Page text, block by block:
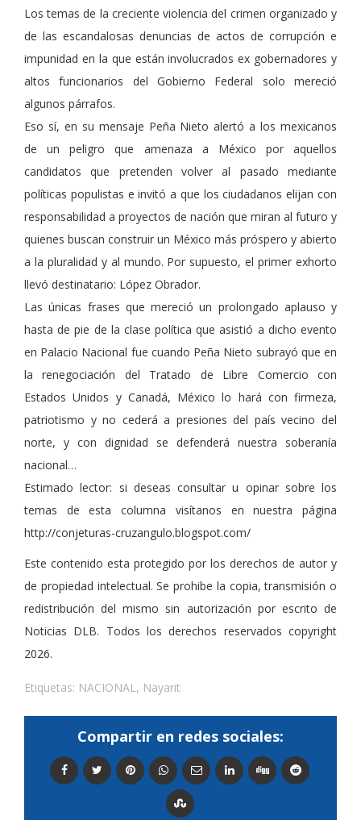
Los temas de la creciente violencia del crimen organizado y
de las escandalosas denuncias de actos de corrupción e
impunidad en la que están involucrados ex gobernadores y
altos funcionarios del Gobierno Federal solo mereció
algunos párrafos.
Eso sí, en su mensaje Peña Nieto alertó a los mexicanos
de un peligro que amenaza a México por aquellos
candidatos que pretenden volver al pasado mediante
políticas populistas e invitó a que los ciudadanos elijan con
responsabilidad a proyectos de nación que miran al futuro y
quienes buscan construir un México más próspero y abierto
a la pluralidad y al mundo. Por supuesto, el primer exhorto
llevó destinatario: López Obrador.
Las únicas frases que mereció un prolongado aplauso y
hasta de pie de la clase política que asistió a dicho evento
en Palacio Nacional fue cuando Peña Nieto subrayó que en
la renegociación del Tratado de Libre Comercio con
Estados Unidos y Canadá, México lo hará con firmeza,
patriotismo y no cederá a presiones del país vecino del
norte, y con dignidad se defenderá nuestra soberanía
nacional…
Estimado lector: si deseas consultar u opinar sobre los
temas de esta columna visítanos en nuestra página
http://conjeturas-cruzangulo.blogspot.com/
Este contenido esta protegido por los derechos de autor y
de propiedad intelectual. Se prohibe la copia, transmisión o
redistribución del mismo sin autorización por escrito de
Noticias DLB. Todos los derechos reservados copyright
2026.
Etiquetas: NACIONAL, Nayarit
Compartir en redes sociales: